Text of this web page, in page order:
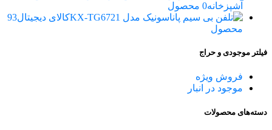
آشپزخانه0 محصول
کالای دیجیتال93
محصول
فیلتر موجودی و حراج
فروش ویژه
موجود در انبار
دسته‌های محصولات